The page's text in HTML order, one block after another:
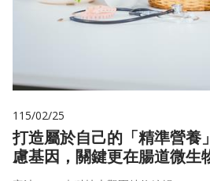
115/02/25
打造屬於自己的「精準營養
慮基因，關鍵更在腸道微生